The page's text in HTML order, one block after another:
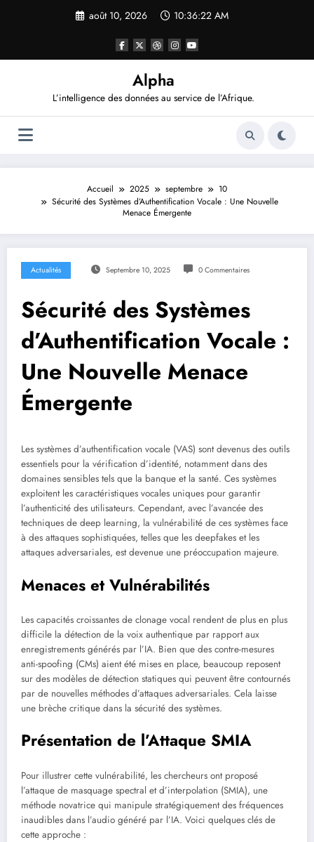
août 10, 2026 10:36:23 AM
Alpha
L’intelligence des données au service de l’Afrique.
Accueil 2025 septembre
10
Sécurité des Systèmes d’Authentification Vocale : Une Nouvelle
Menace Émergente
Actualités Septembre 10, 2025 0 Commentaires
Sécurité des Systèmes
d’Authentification Vocale :
Une Nouvelle Menace
Émergente
Les systèmes d’authentification vocale (VAS) sont devenus des outils
essentiels pour la vérification d’identité, notamment dans des
domaines sensibles tels que la banque et la santé. Ces systèmes
exploitent les caractéristiques vocales uniques pour garantir
l’authenticité des utilisateurs. Cependant, avec l’avancée des
techniques de deep learning, la vulnérabilité de ces systèmes face
à des attaques sophistiquées, telles que les deepfakes et les
attaques adversariales, est devenue une préoccupation majeure.
Menaces et Vulnérabilités
Les capacités croissantes de clonage vocal rendent de plus en plus
difficile la détection de la voix authentique par rapport aux
enregistrements générés par l’IA. Bien que des contre-mesures
anti-spoofing (CMs) aient été mises en place, beaucoup reposent
sur des modèles de détection statiques qui peuvent être contournés
par de nouvelles méthodes d’attaques adversariales. Cela laisse
une brèche critique dans la sécurité des systèmes.
Présentation de l’Attaque SMIA
Pour illustrer cette vulnérabilité, les chercheurs ont proposé
l’attaque de masquage spectral et d’interpolation (SMIA), une
méthode novatrice qui manipule stratégiquement des fréquences
inaudibles dans l’audio généré par l’IA. Voici quelques clés de
cette approche :